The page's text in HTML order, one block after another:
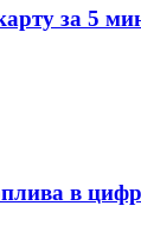
за 5
в